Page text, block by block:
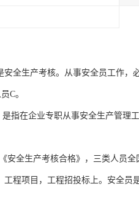
全生产考核。从事安全员工作，
C。
指在企业专职从事安全生产管
安全生产考核合格》，三类人员全
程项目，工程招投标上。安全员